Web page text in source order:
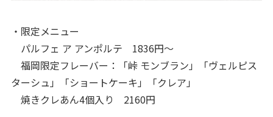
・限定メニュー
パルフェ ア アンポルテ 1836円〜
福岡限定フレーバー：「峠 モンブラン」「ヴェルピス
ターシュ」「ショートケーキ」「クレア」
焼きクレあん4個入り 2160円